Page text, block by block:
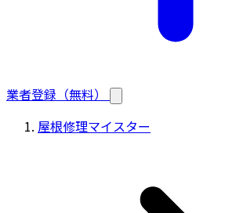
業者登録（無料）
屋根修理マイスター